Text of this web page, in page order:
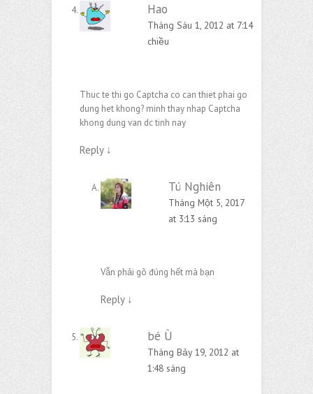
Hao
Tháng Sáu 1, 2012 at 7:14
chiều
Thuc te thi go Captcha co can thiet phai go
dung het khong? minh thay nhap Captcha
khong dung van dc tinh nay
Reply ↓
Tú Nghiên
Tháng Một 5, 2017
at 3:13 sáng
Vẫn phải gõ đúng hết mà bạn
Reply ↓
bé Ù
Tháng Bảy 19, 2012 at
1:48 sáng